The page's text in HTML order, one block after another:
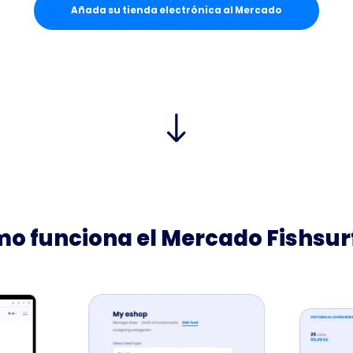
Añada su tienda electrónica al Mercado
funciona el Mercado